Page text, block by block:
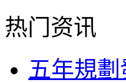
热门资讯
五年規